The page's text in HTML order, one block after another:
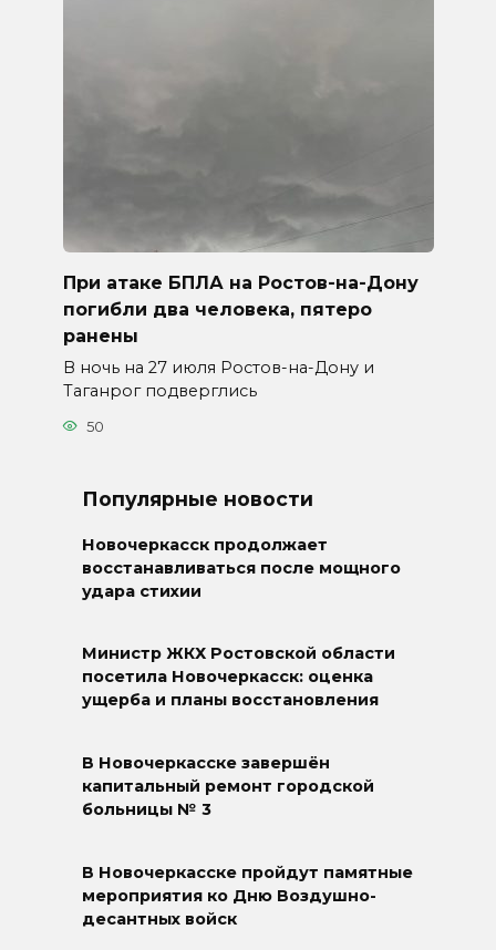
При атаке БПЛА на Ростов-на-Дону
погибли два человека, пятеро
ранены
В ночь на 27 июля Ростов-на-Дону и
Таганрог подверглись
50
Популярные новости
Новочеркасск продолжает
восстанавливаться после мощного
удара стихии
Министр ЖКХ Ростовской области
посетила Новочеркасск: оценка
ущерба и планы восстановления
В Новочеркасске завершён
капитальный ремонт городской
больницы № 3
В Новочеркасске пройдут памятные
мероприятия ко Дню Воздушно-
десантных войск